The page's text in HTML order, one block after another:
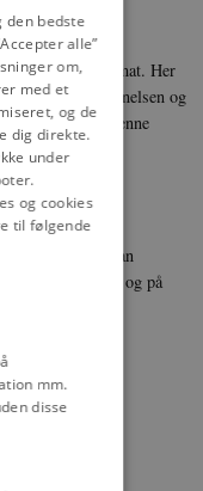
i printvenlig format. Her
og
der illustrerer denne
på
over, hvordan
og på
generelt.
runder
den bedste
alle”
om,
med et
og de
dig direkte.
under
og cookies
til følgende
mm.
disse